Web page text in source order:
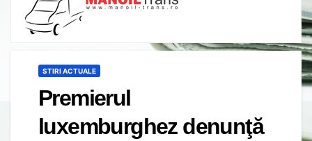
STIRI ACTUALE
Premierul
luxemburghez denunţă